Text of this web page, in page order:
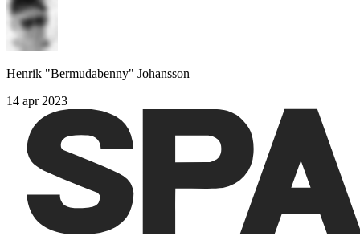
Henrik "Bermudabenny" Johansson
14 apr 2023